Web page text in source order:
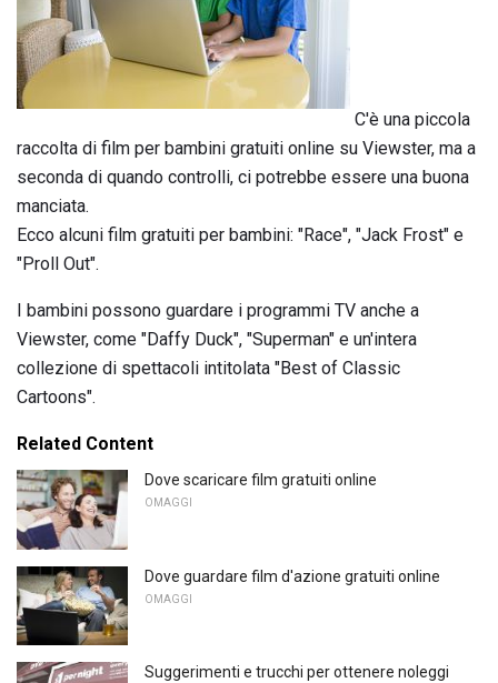
C'è una piccola
raccolta di film per bambini gratuiti online su Viewster, ma a
seconda di quando controlli, ci potrebbe essere una buona
manciata.
Ecco alcuni film gratuiti per bambini: "Race", "Jack Frost" e
"Proll Out".
I bambini possono guardare i programmi TV anche a
Viewster, come "Daffy Duck", "Superman" e un'intera
collezione di spettacoli intitolata "Best of Classic
Cartoons".
Related Content
Dove scaricare film gratuiti online
OMAGGI
Dove guardare film d'azione gratuiti online
OMAGGI
Suggerimenti e trucchi per ottenere noleggi